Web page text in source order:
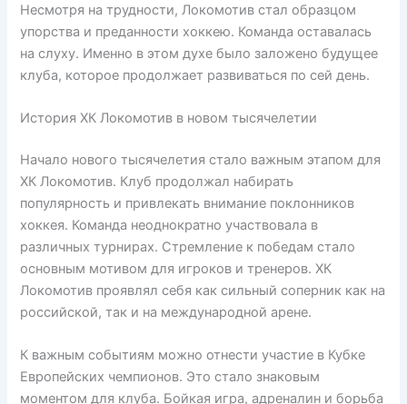
Несмотря на трудности, Локомотив стал образцом
упорства и преданности хоккею. Команда оставалась
на слуху. Именно в этом духе было заложено будущее
клуба, которое продолжает развиваться по сей день.
История ХК Локомотив в новом тысячелетии
Начало нового тысячелетия стало важным этапом для
ХК Локомотив. Клуб продолжал набирать
популярность и привлекать внимание поклонников
хоккея. Команда неоднократно участвовала в
различных турнирах. Стремление к победам стало
основным мотивом для игроков и тренеров. ХК
Локомотив проявлял себя как сильный соперник как на
российской, так и на международной арене.
К важным событиям можно отнести участие в Кубке
Европейских чемпионов. Это стало знаковым
моментом для клуба. Бойкая игра, адреналин и борьба